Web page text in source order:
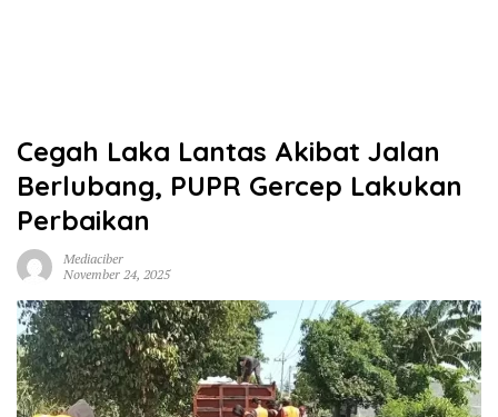
Cegah Laka Lantas Akibat Jalan
Berlubang, PUPR Gercep Lakukan
Perbaikan
Mediaciber
November 24, 2025